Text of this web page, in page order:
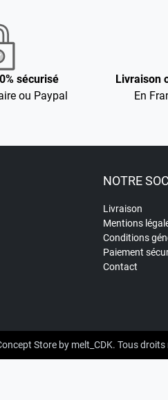
sécurisé
ou Paypal
Livraison
En
NOTRE
Livraison
Mentions
Conditions
Paiement
Contact
Store by melt_CDK. Tous droits